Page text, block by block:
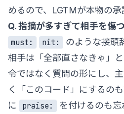
めるので、LGTMが本物の承
Q. 指摘が多すぎて相手を傷
must:
nit:
のような接頭
相手は「全部直さなきゃ」
令ではなく質問の形にし、
く「このコード」にするの
に
praise:
を付けるのも忘